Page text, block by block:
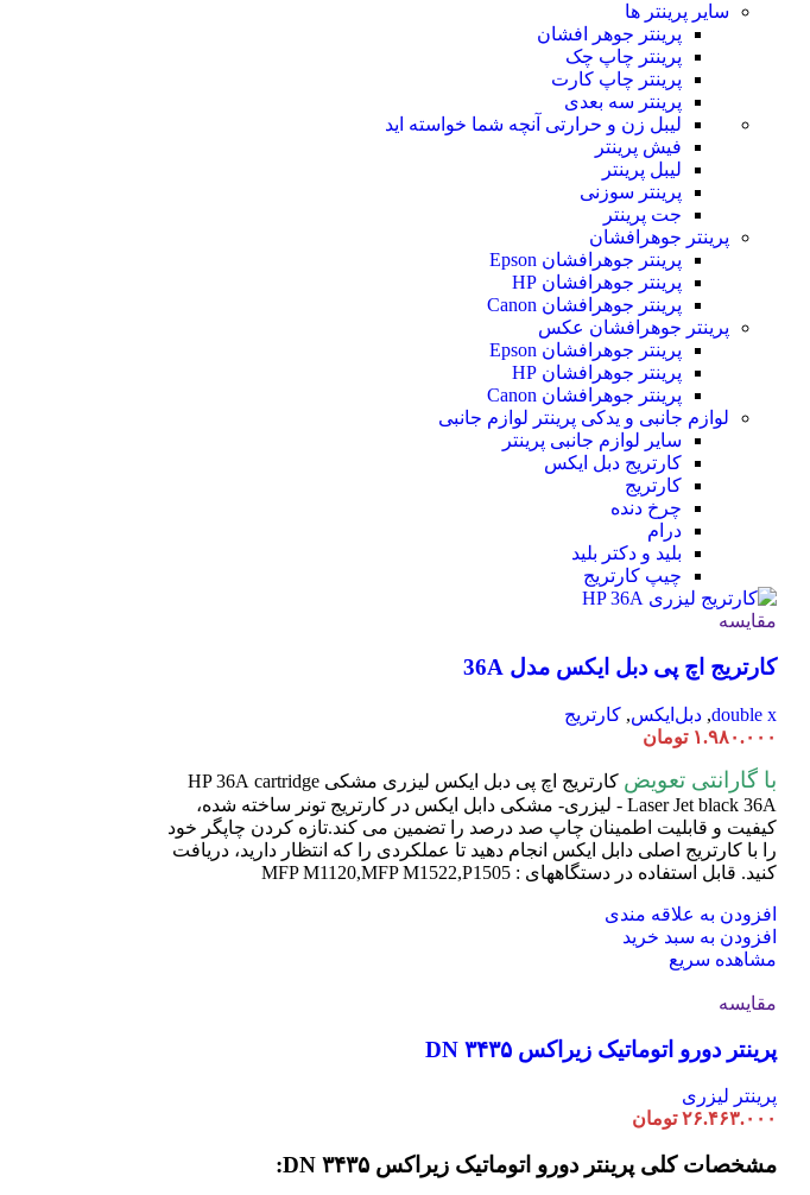
سایر پرینتر ها
پرینتر جوهر افشان
پرینتر چاپ چک
پرینتر چاپ کارت
پرینتر سه بعدی
لیبل زن و حرارتی آنچه شما خواسته اید
فیش پرینتر
لیبل پرینتر
پرینتر سوزنی
جت پرینتر
پرینتر جوهرافشان
پرینتر جوهرافشان Epson
پرینتر جوهرافشان HP
پرینتر جوهرافشان Canon
پرینتر جوهرافشان عکس
پرینتر جوهرافشان Epson
پرینتر جوهرافشان HP
پرینتر جوهرافشان Canon
لوازم جانبی و یدکی پرینتر لوازم جانبی
سایر لوازم جانبی پرینتر
کارتریج دبل ایکس
کارتریج
چرخ دنده
درام
بلید و دکتر بلید
چیپ کارتریج
مقایسه
کارتریج اچ پی دبل ایکس مدل 36A
double x
, دبل‌ایکس, کارتریج
۱.۹۸۰.۰۰۰ تومان
با گارانتی تعویض کارتریج اچ پی دبل ایکس لیزری مشکی HP 36A cartridge
Laser Jet black 36A - لیزری- مشکی دابل ایکس در کارتریج تونر ساخته شده،
کیفیت و قابلیت اطمینان چاپ صد درصد را تضمین می کند.تازه کردن چاپگر خود
را با کارتریج اصلی دابل ایکس انجام دهید تا عملکردی را که انتظار دارید، دریافت
کنید. قابل استفاده در دستگاههای : MFP M1120,MFP M1522,P1505
افزودن به علاقه مندی
افزودن به سبد خرید
مشاهده سریع
مقایسه
پرینتر دورو اتوماتیک زیراکس DN ۳۴۳۵
پرینتر لیزری
۲۶.۴۶۳.۰۰۰ تومان
مشخصات کلی پرینتر دورو اتوماتیک زیراکس DN ۳۴۳۵: